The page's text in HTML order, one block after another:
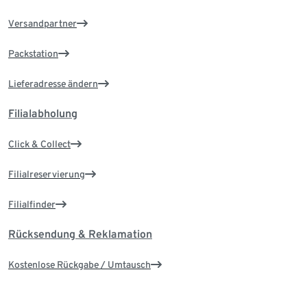
Versandpartner
Packstation
Lieferadresse ändern
Filialabholung
Click & Collect
Filialreservierung
Filialfinder
Rücksendung & Reklamation
Kostenlose Rückgabe / Umtausch